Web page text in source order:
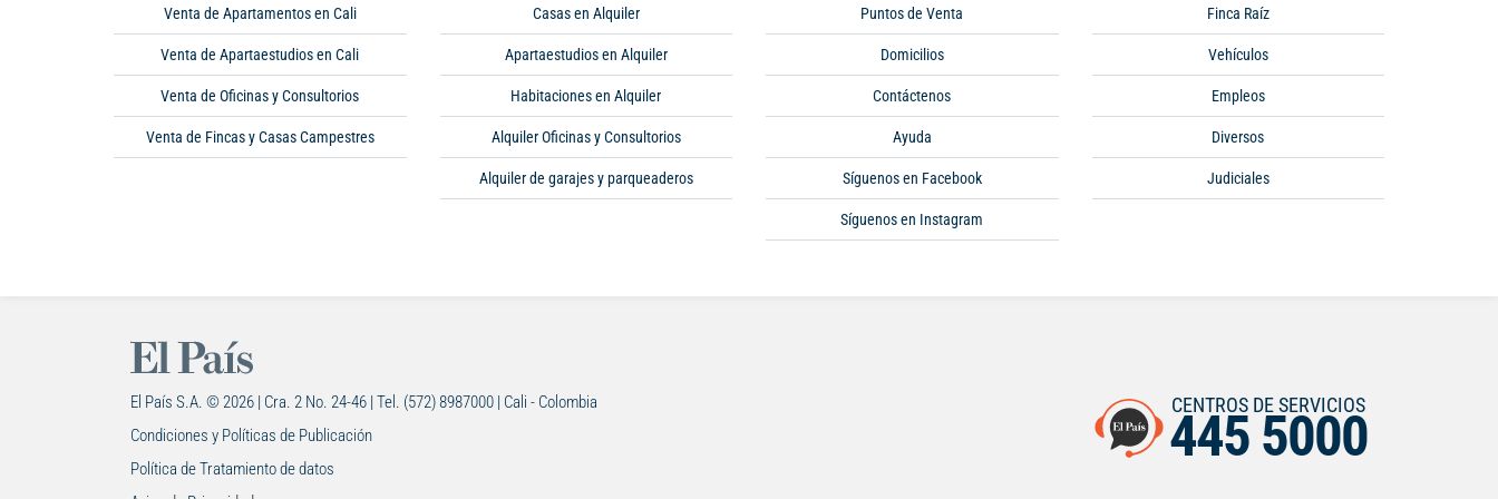
Venta de Apartamentos en Cali
Venta de Apartaestudios en Cali
Venta de Oficinas y Consultorios
Venta de Fincas y Casas Campestres
Casas en Alquiler
Apartaestudios en Alquiler
Habitaciones en Alquiler
Alquiler Oficinas y Consultorios
Alquiler de garajes y parqueaderos
Puntos de Venta
Domicilios
Contáctenos
Ayuda
Síguenos en Facebook
Síguenos en Instagram
Finca Raíz
Vehículos
Empleos
Diversos
Judiciales
El País S.A. © 2026 | Cra. 2 No. 24-46 | Tel. (572) 8987000 | Cali - Colombia
Condiciones y Políticas de Publicación
Política de Tratamiento de datos
CENTROS DE SERVICIOS
445 5000